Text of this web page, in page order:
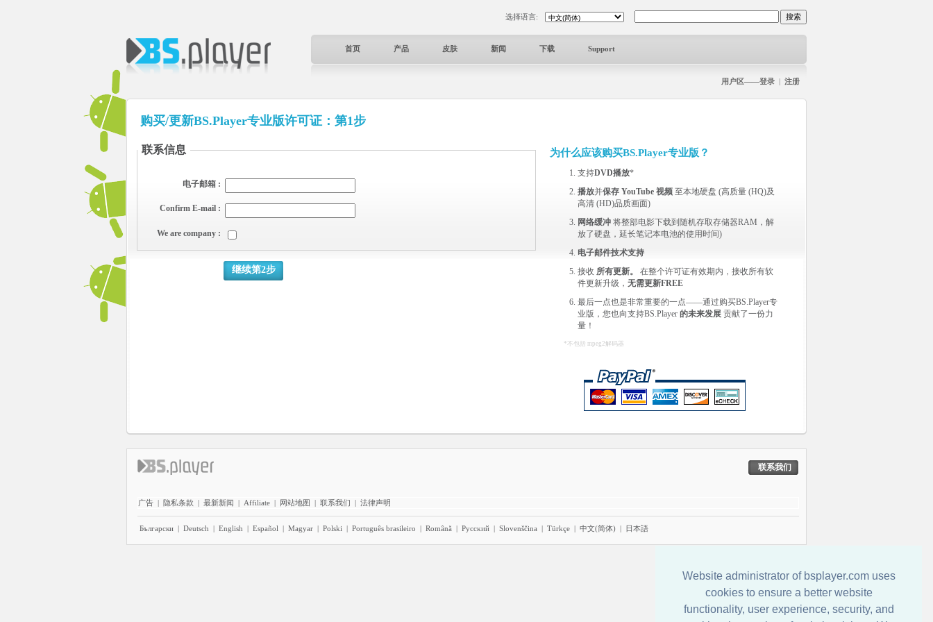
Website administrator of bsplayer.com uses
cookies to ensure a better website
functionality, user experience, security, and
选择语言:
首页 产品 皮肤 新闻 下载 Support
用户区——登录 | 注册
购买/更新BS.Player专业版许可证：第1步
联系信息
电子邮箱 :
Confirm E-mail :
We are company :
继续第2步
为什么应该购买BS.Player专业版？
支持DVD播放*
播放并保存 YouTube 视频 至本地硬盘 (高质量 (HQ)及
高清 (HD)品质画面)
网络缓冲 将整部电影下载到随机存取存储器RAM，解
放了硬盘，延长笔记本电池的使用时间)
电子邮件技术支持
接收 所有更新。
在整个许可证有效期内，接收所有软
件更新升级， 无需更新FREE
最后一点也是非常重要的一点——通过购买BS.Player专
业版，您也向支持BS.Player 的未来发展 贡献了一份力
量！
*不包括 mpeg2解码器
联系我们
广告 | 隐私条款 | 最新新闻 | Affiliate | 网站地图 | 联系我们 | 法律声明
Български | Deutsch | English | Español | Magyar | Polski | Português brasileiro | Română | Pyccĸий | Slovenščina | Türkçe | 中文(简体) | 日本語